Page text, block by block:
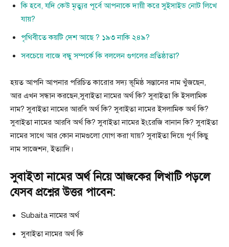
কি হবে, যদি কেউ মৃত্যুর পূর্বে আপনাকে দায়ী করে সুইসাইড নোট লিখে
যায়?
পৃথিবীতে কয়টি দেশ আছে ? ১৯৩ নাকি ২৪৯?
সবচেয়ে বাজে বন্ধু সম্পর্কে কি বললেন গুগলের প্রতিষ্ঠাতা?
হয়ত আপনি আপনার পরিচিত কারোর সদ্য ভূমিষ্ঠ সন্তানের নাম খুঁজছেন,
আর এখন সন্ধান করছেন,সুবাইতা নামের অর্থ কি? সুবাইতা কি ইসলামিক
নাম? সুবাইতা নামের আরবি অর্থ কি? সুবাইতা নামের ইসলামিক অর্থ কি?
সুবাইতা নামের আরবি অর্থ কি? সুবাইতা নামের ইংরেজি বানান কি? সুবাইতা
নামের সাথে আর কোন নামগুলো যোগ করা যায়? সুবাইতা দিয়ে পূর্ণ কিছু
নাম সাজেশন, ইত্যাদি।
সুবাইতা নামের অর্থ নিয়ে আজকের লিখাটি পড়লে
যেসব প্রশ্নের উত্তর পাবেন:
Subaita নামের অর্থ
সুবাইতা নামের অর্থ কি